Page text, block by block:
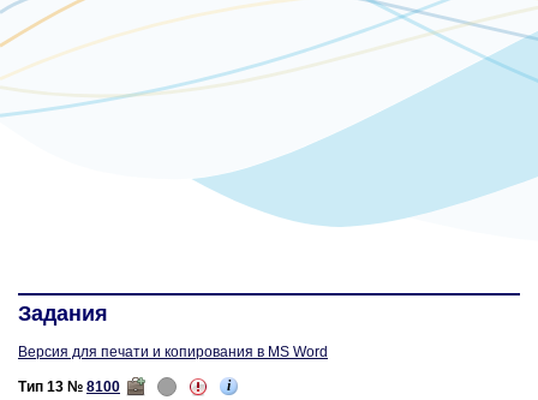
Задания
Версия для печати и копирования в MS Word
Тип 13 № 8100
i